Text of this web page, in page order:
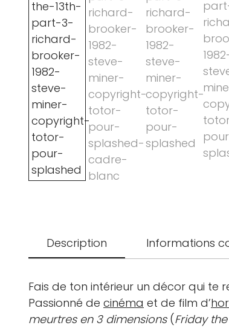
Description Informations
Fais de ton intérieur un décor qui
Passionné de cinéma et de film d’
meurtres en 3 dimensions(Friday the